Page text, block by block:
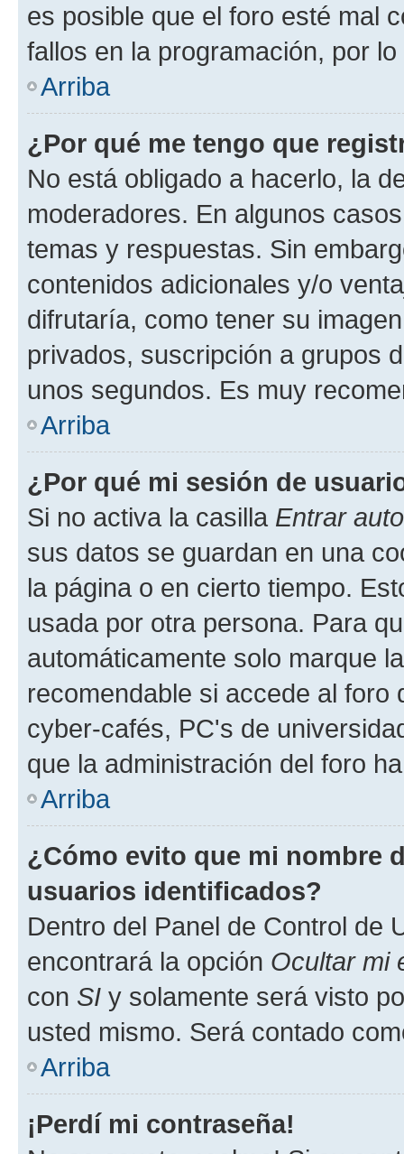
es posible que el foro esté mal
fallos en la programación, por
Arriba
¿Por qué me tengo que
No está obligado a hacerlo, la
moderadores. En algunos
temas y respuestas. Sin
contenidos adicionales y/o
difrutaría, como tener su
privados, suscripción a grupos
unos segundos. Es muy
Arriba
¿Por qué mi sesión de
Si no activa la casilla Entrar
sus datos se guardan en una
la página o en cierto tiempo.
usada por otra persona. Para
automáticamente solo marque
recomendable si accede al foro
cyber-cafés, PC's de
que la administración del foro
Arriba
¿Cómo evito que mi nombre
usuarios identificados?
Dentro del Panel de Control de
encontrará la opción Ocultar mi
con SI y solamente será visto
usted mismo. Será contado
Arriba
¡Perdí mi contraseña!